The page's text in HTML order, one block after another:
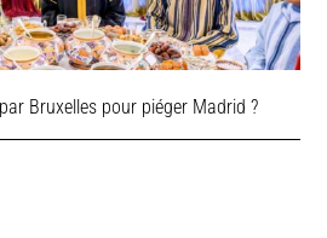
Bruxelles pour piéger Madrid ?